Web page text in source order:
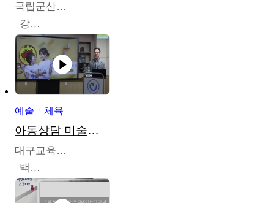
국립군산대학교
강경아
예술ㆍ체육
아동상담 미술치료
대구교육대학교
백중열